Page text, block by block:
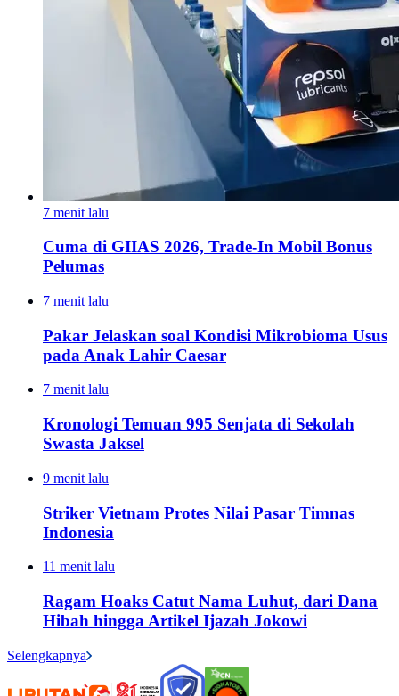
7 menit lalu
Cuma di GIIAS 2026, Trade-In Mobil Bonus
Pelumas
7 menit lalu
Pakar Jelaskan soal Kondisi Mikrobioma Usus
pada Anak Lahir Caesar
7 menit lalu
Kronologi Temuan 995 Senjata di Sekolah
Swasta Jaksel
9 menit lalu
Striker Vietnam Protes Nilai Pasar Timnas
Indonesia
11 menit lalu
Ragam Hoaks Catut Nama Luhut, dari Dana
Hibah hingga Artikel Ijazah Jokowi
Selengkapnya